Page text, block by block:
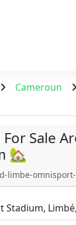
Cameroun
Sale
🏡
limbe-